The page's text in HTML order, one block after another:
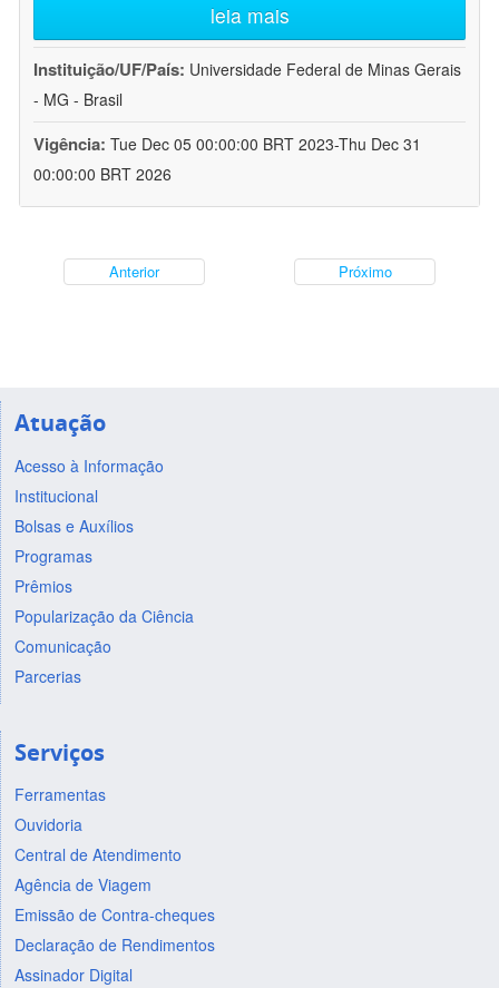
leia mais
Instituição/UF/País: Universidade Federal de Minas Gerais
- MG - Brasil
Vigência: Tue Dec 05 00:00:00 BRT 2023-Thu Dec 31
00:00:00 BRT 2026
Anterior Próximo
Atuação
Acesso à Informação
Institucional
Bolsas e Auxílios
Programas
Prêmios
Popularização da Ciência
Comunicação
Parcerias
Serviços
Ferramentas
Ouvidoria
Central de Atendimento
Agência de Viagem
Emissão de Contra-cheques
Declaração de Rendimentos
Assinador Digital